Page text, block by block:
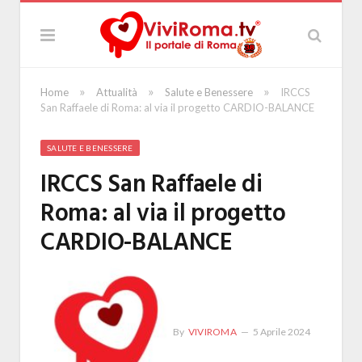
Home » Attualità » Salute e Benessere »
IRCCS
San Raffaele di Roma: al via il progetto CARDIO-BALANCE
SALUTE E BENESSERE
IRCCS San Raffaele di
Roma: al via il progetto
CARDIO-BALANCE
By VIVIROMA 5 Aprile 2024